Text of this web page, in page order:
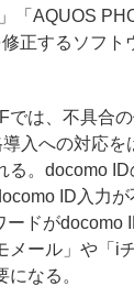
「AQUOS
正するソフト
は、不具合
入への対応を
。docomo ID
ID入力
ードがdocomo
メール」や「i
なる。